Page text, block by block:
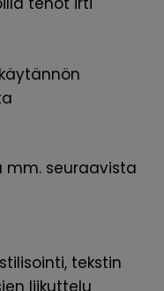
mm. seuraavista
tekstin
liikuttelu